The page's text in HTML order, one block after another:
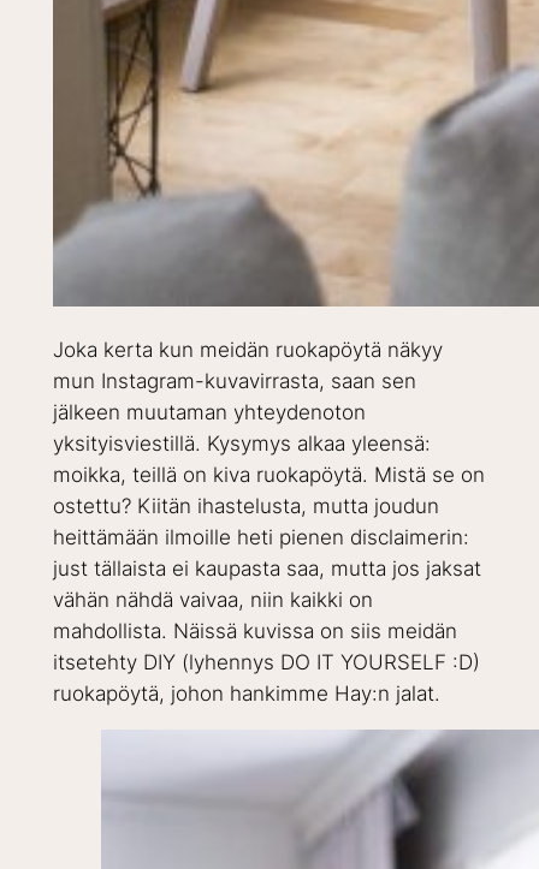
Joka kerta kun meidän ruokapöytä näkyy
mun Instagram-kuvavirrasta, saan sen
jälkeen muutaman yhteydenoton
yksityisviestillä. Kysymys alkaa yleensä:
moikka, teillä on kiva ruokapöytä. Mistä se on
ostettu? Kiitän ihastelusta, mutta joudun
heittämään ilmoille heti pienen disclaimerin:
just tällaista ei kaupasta saa, mutta jos jaksat
vähän nähdä vaivaa, niin kaikki on
mahdollista. Näissä kuvissa on siis meidän
itsetehty DIY (lyhennys DO IT YOURSELF :D)
ruokapöytä, johon hankimme Hay:n jalat.